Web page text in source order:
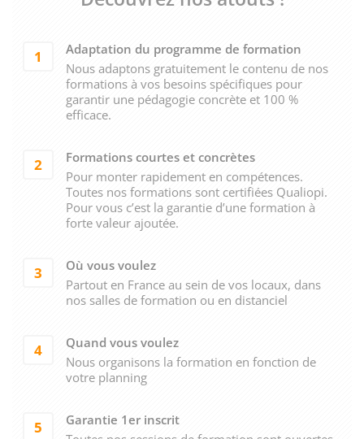
1
Adaptation du programme de formation
Nous adaptons gratuitement le contenu de nos
formations à vos besoins spécifiques pour
garantir une pédagogie concrète et 100 %
efficace.
2
Formations courtes et concrètes
Pour monter rapidement en compétences.
Toutes nos formations sont certifiées Qualiopi.
Pour vous c’est la garantie d’une formation à
forte valeur ajoutée.
3
Où vous voulez
Partout en France au sein de vos locaux, dans
nos salles de formation ou en distanciel
4
Quand vous voulez
Nous organisons la formation en fonction de
votre planning
5
Garantie 1er inscrit